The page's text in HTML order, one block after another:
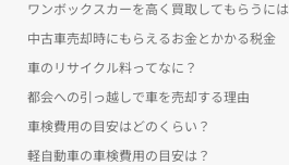
ワンボックスカーを高く買取してもらうには
中古車売却時にもらえるお金とかかる税金
車のリサイクル料ってなに？
都会への引っ越しで車を売却する理由
車検費用の目安はどのくらい？
軽自動車の車検費用の目安は？